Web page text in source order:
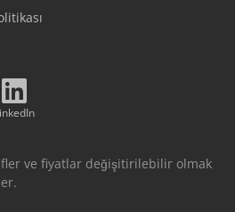
ve fiyatlar değişitirilebilir olmak